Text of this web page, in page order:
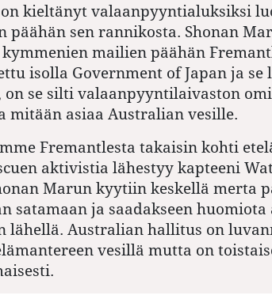
kieltänyt valaanpyyntialuksiksi
päähän sen rannikosta. Shonan
mailien päähän
isolla Government of Japan ja
on se silti valaanpyyntilaivaston
mitään asiaa Australian vesille.
Fremantlesta takaisin kohti
aktivistia lähestyy kapteeni
Marun kyytiin keskellä merta
satamaan ja saadakseen
lähellä. Australian hallitus on
vesillä mutta on